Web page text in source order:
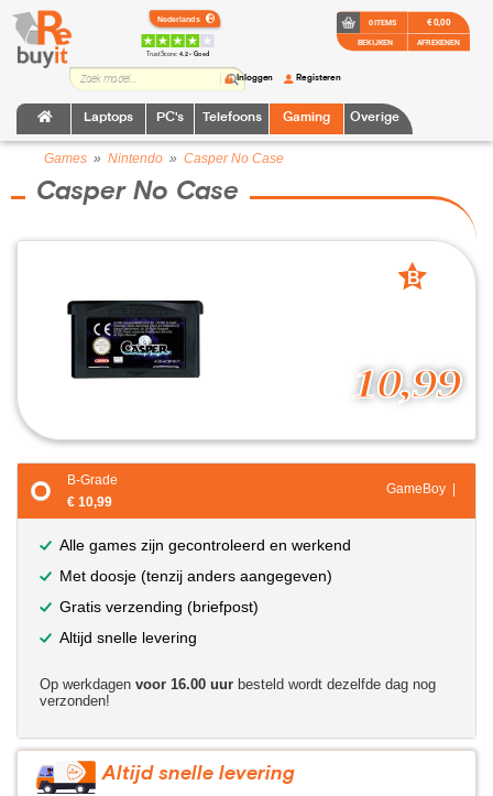
TrustScore:4.2 • Goed
Laptops PC's Telefoons Gaming Overige
Inloggen Registeren
0 ITEMS
BEKIJKEN
€ 0,00
AFREKENEN
Games » Nintendo » Casper No Case
Casper No Case
10,99
B
B-Grade
€ 10,99
GameBoy |
Alle games zijn gecontroleerd en werkend
Met doosje (tenzij anders aangegeven)
Gratis verzending (briefpost)
Altijd snelle levering
Op werkdagen voor 16.00 uur besteld wordt dezelfde dag nog
verzonden!
Altijd snelle levering